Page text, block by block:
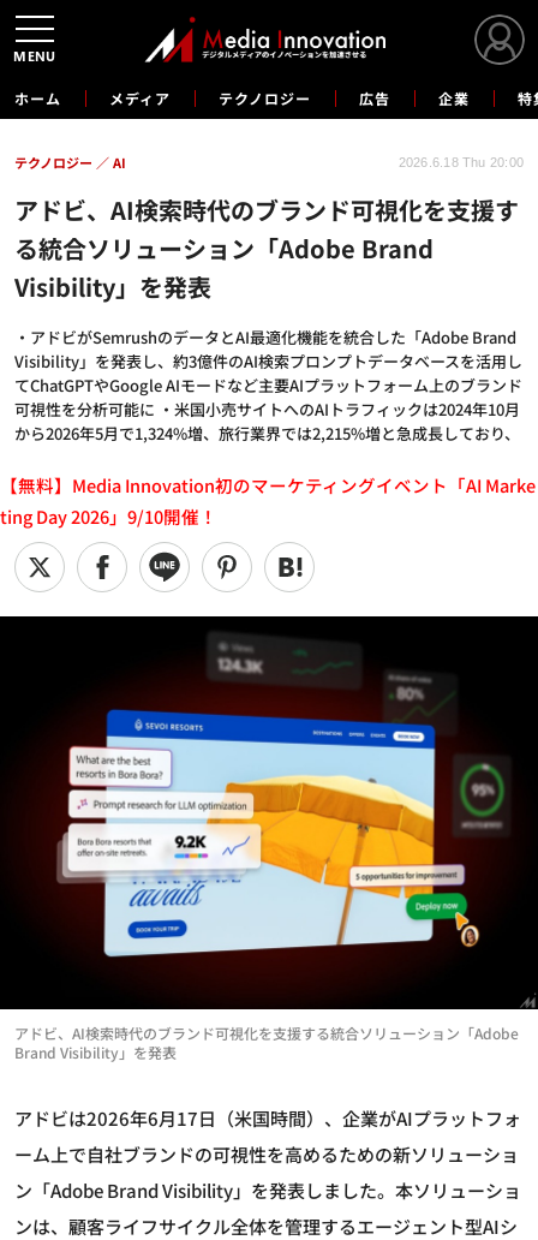
ホーム メディア テクノロジー 広告 企業 特
アドビ、AI検索時代のブランド可視化を支援す
る統合ソリューション「Adobe Brand
Visibility」を発表
・アドビがSemrushのデータとAI最適化機能を統合した「Adobe Brand
Visibility」を発表し、約3億件のAI検索プロンプトデータベースを活用し
てChatGPTやGoogle AIモードなど主要AIプラットフォーム上のブランド
可視性を分析可能に ・米国小売サイトへのAIトラフィックは2024年10月
から2026年5月で1,324%増、旅行業界では2,215%増と急成長しており、
テクノロジー AI 2026.6.18 Thu 20:00
【無料】Media Innovation初のマーケティングイベント「AI Marke
ting Day 2026」9/10開催！
アドビ、AI検索時代のブランド可視化を支援する統合ソリューション「Adobe
Brand Visibility」を発表
アドビは2026年6月17日（米国時間）、企業がAIプラットフォ
ーム上で自社ブランドの可視性を高めるための新ソリューショ
ン「Adobe Brand Visibility」を発表しました。本ソリューショ
ンは、顧客ライフサイクル全体を管理するエージェント型AIシ
MENU